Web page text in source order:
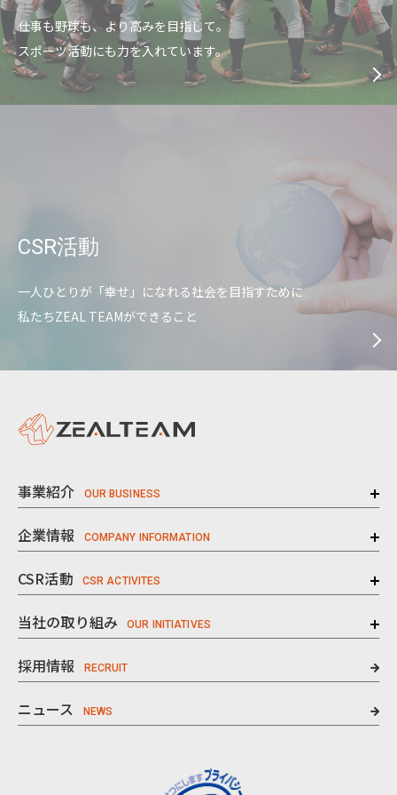
仕事も野球も、より高みを目指して。
スポーツ活動にも力を入れています。
CSR活動
一人ひとりが「幸せ」になれる社会を目指すために
私たちZEAL TEAMができること
事業紹介
企業情報
CSR活動
当社の取り組み
採用情報
ニュース